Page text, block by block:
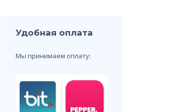
Удобная оплата
Мы принимаем оплату: